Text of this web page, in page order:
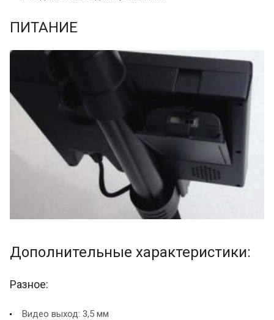
ПИТАНИЕ
Дополнительные характеристики:
Разное:
Видео выход: 3,5 мм